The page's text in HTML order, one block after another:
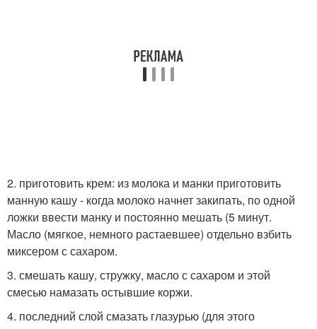
2. приготовить крем: из молока и манки приготовить
манную кашу - когда молоко начнет закипать, по одной
ложки ввести манку и постоянно мешать (5 минут.
Масло (мягкое, немного растаевшее) отдельно взбить
миксером с сахаром.
3. смешать кашу, стружку, масло с сахаром и этой
смесью намазать остывшие коржи.
4. последний слой смазать глазурью (для этого